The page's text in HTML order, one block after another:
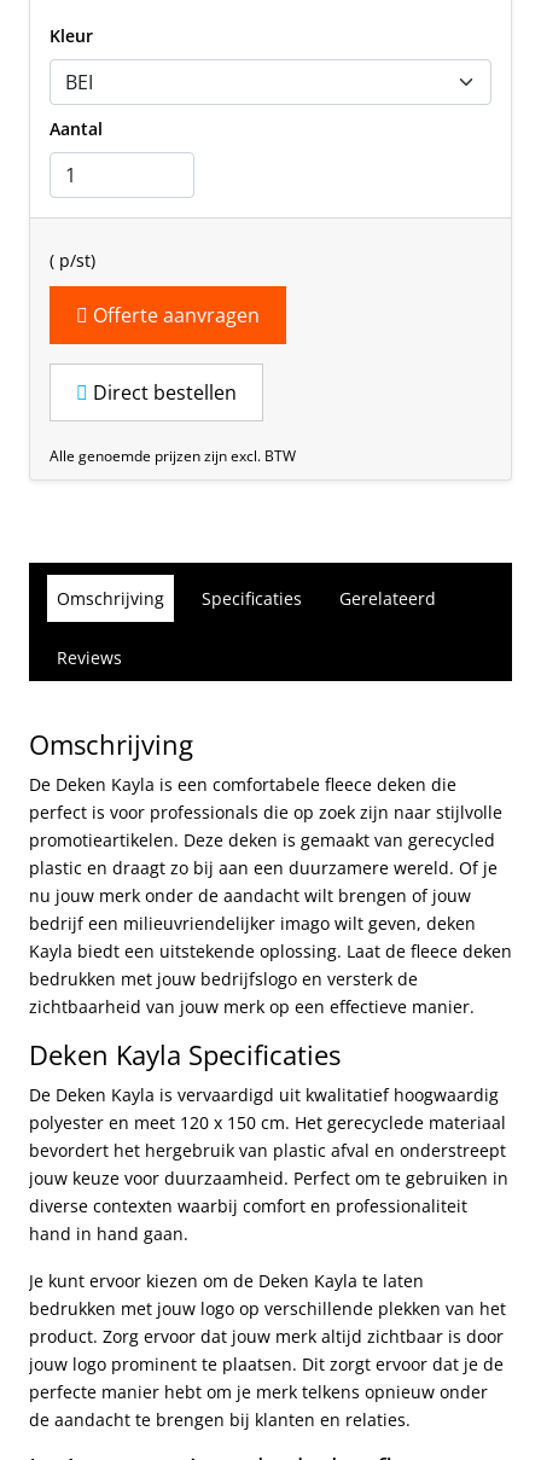
Kleur
Aantal
( p/st)
Offerte aanvragen
Direct bestellen
Alle genoemde prijzen zijn excl. BTW
Omschrijving Specificaties Gerelateerd
Reviews
Omschrijving
De Deken Kayla is een comfortabele fleece deken die
perfect is voor professionals die op zoek zijn naar stijlvolle
promotieartikelen. Deze deken is gemaakt van gerecycled
plastic en draagt zo bij aan een duurzamere wereld. Of je
nu jouw merk onder de aandacht wilt brengen of jouw
bedrijf een milieuvriendelijker imago wilt geven, deken
Kayla biedt een uitstekende oplossing. Laat de fleece deken
bedrukken met jouw bedrijfslogo en versterk de
zichtbaarheid van jouw merk op een effectieve manier.
Deken Kayla Specificaties
De Deken Kayla is vervaardigd uit kwalitatief hoogwaardig
polyester en meet 120 x 150 cm. Het gerecyclede materiaal
bevordert het hergebruik van plastic afval en onderstreept
jouw keuze voor duurzaamheid. Perfect om te gebruiken in
diverse contexten waarbij comfort en professionaliteit
hand in hand gaan.
Je kunt ervoor kiezen om de Deken Kayla te laten
bedrukken met jouw logo op verschillende plekken van het
product. Zorg ervoor dat jouw merk altijd zichtbaar is door
jouw logo prominent te plaatsen. Dit zorgt ervoor dat je de
perfecte manier hebt om je merk telkens opnieuw onder
de aandacht te brengen bij klanten en relaties.